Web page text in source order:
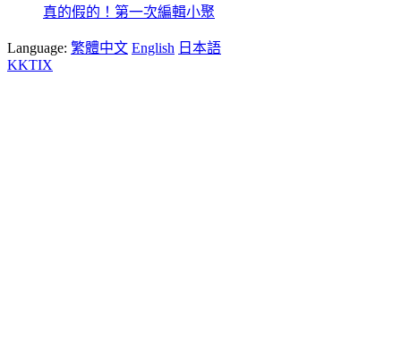
真的假的！第一次編輯小聚
Language: 繁體中文 English 日本語
KKTIX